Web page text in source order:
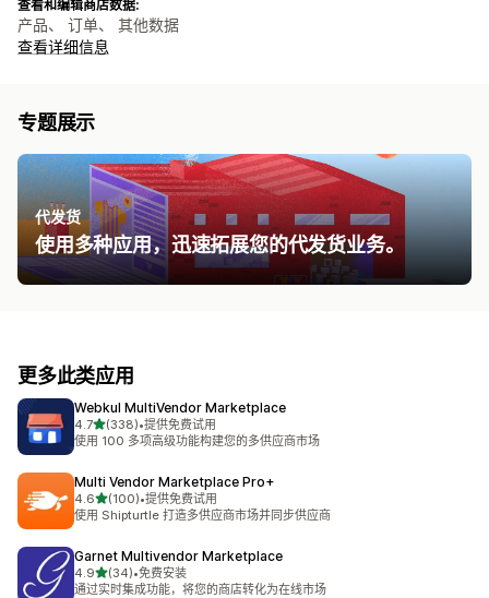
查看和编辑商店数据:
产品、 订单、 其他数据
查看详细信息
专题展示
代发货
使用多种应用，迅速拓展您的代发货业务。
更多此类应用
Webkul MultiVendor Marketplace
4.7星（满分 5 星）
(338)
总共 338 条评论
•提供免费试用
使用 100 多项高级功能构建您的多供应商市场
Multi Vendor Marketplace Pro+
4.6星（满分 5 星）
(100)
总共 100 条评论
•提供免费试用
使用 Shipturtle 打造多供应商市场并同步供应商
Garnet Multivendor Marketplace
4.9星（满分 5 星）
(34)
总共 34 条评论
•免费安装
通过实时集成功能，将您的商店转化为在线市场